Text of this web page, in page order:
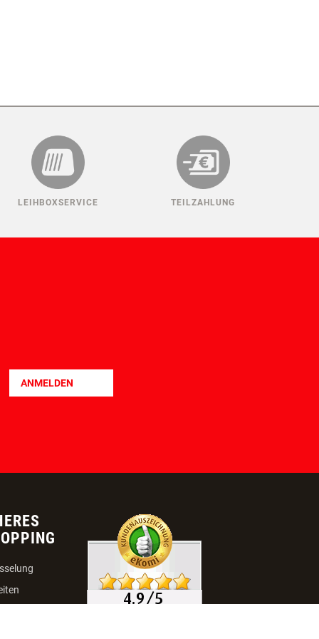
LEIHBOXSERVICE TEILZAHLUNG
ANMELDEN